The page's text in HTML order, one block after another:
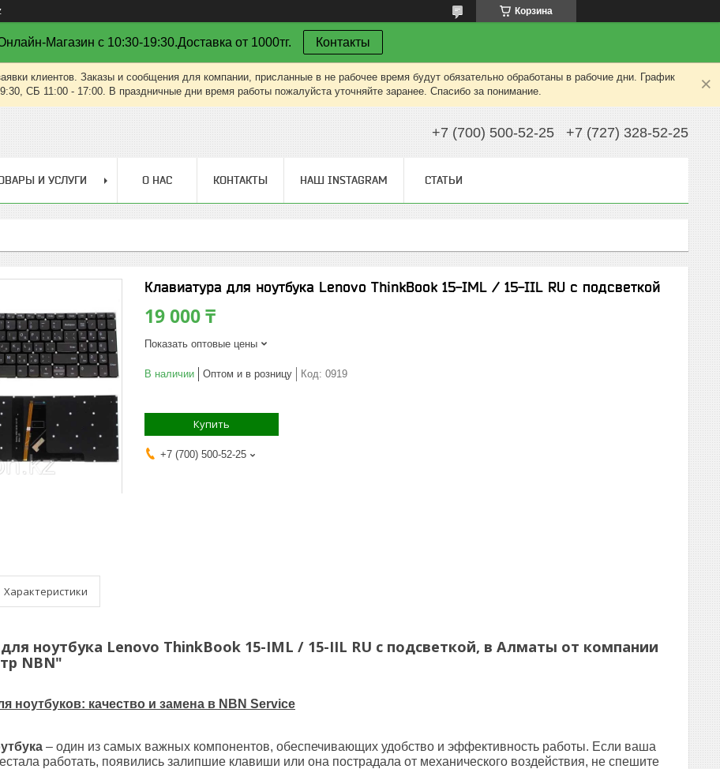
Корзина
Магазин с 10:30-19:30.Доставка от 1000тг. Контакты
клиентов. Заказы и сообщения для компании, присланные в не рабочее время будут обязательно обработаны в рабочие дни. График
СБ 11:00 - 17:00. В праздничные дни время работы пожалуйста уточняйте заранее. Спасибо за понимание.
+7 (700) 500-52-25 +7 (727) 328-52-25
И УСЛУГИ О НАС КОНТАКТЫ НАШ INSTAGRAM СТАТЬИ
Клавиатура для ноутбука Lenovo ThinkBook 15-IML / 15-IIL RU с подсветкой
19 000 ₸
Показать оптовые цены
В наличии Оптом и в розницу Код: 0919
Купить
+7 (700) 500-52-25
Характеристики
ноутбука Lenovo ThinkBook 15-IML / 15-IIL RU с подсветкой, в Алматы от компании
NBN"
ноутбуков: качество и замена в NBN Service
– один из самых важных компонентов, обеспечивающих удобство и эффективность работы. Если ваша
работать, появились залипшие клавиши или она пострадала от механического воздействия, не спешите